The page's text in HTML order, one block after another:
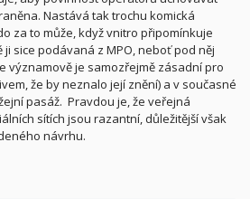
Nastává tak trochu komická
za to může, když vnitro připomínkuje
sice podávaná z MPO, neboť pod něj
významově je samozřejmě zásadní pro
že by neznalo její znění) a v současné
pasáž. Pravdou je, že veřejná
sítích jsou razantní, důležitější však
návrhu.